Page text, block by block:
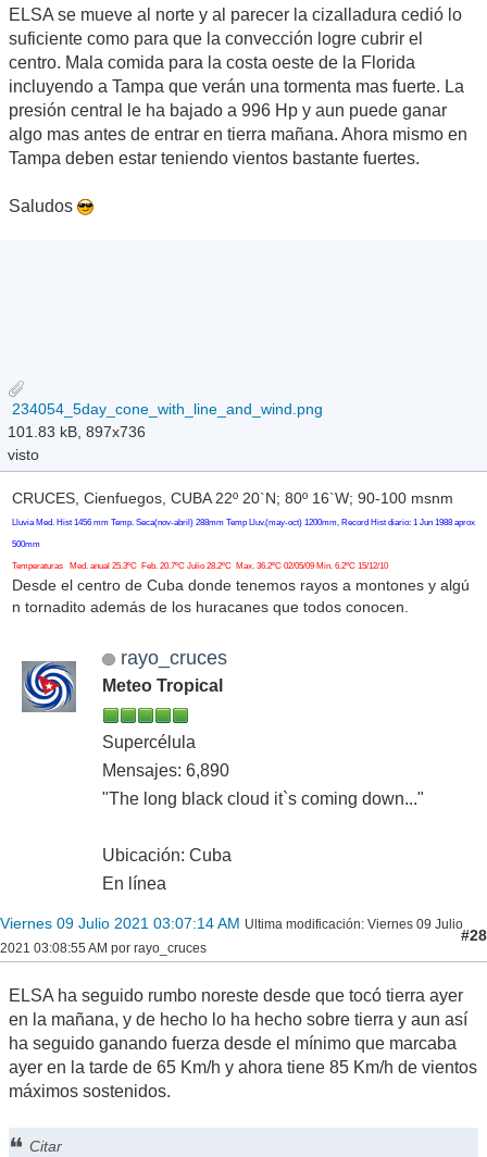
ELSA se mueve al norte y al parecer la cizalladura cedió lo
suficiente como para que la convección logre cubrir el
centro. Mala comida para la costa oeste de la Florida
incluyendo a Tampa que verán una tormenta mas fuerte. La
presión central le ha bajado a 996 Hp y aun puede ganar
algo mas antes de entrar en tierra mañana. Ahora mismo en
Tampa deben estar teniendo vientos bastante fuertes.
Saludos
234054_5day_cone_with_line_and_wind.png
101.83 kB, 897x736
visto
CRUCES, Cienfuegos, CUBA 22º 20`N; 80º 16`W; 90-100 msnm
Lluvia Med. Hist 1456 mm Temp. Seca(nov-abril) 288mm Temp Lluv.(may-oct) 1200mm, Record Hist diario: 1 Jun 1988 aprox
500mm
Temperaturas Med. anual 25.3ºC Feb. 20.7ºC Julio 28.2ºC Max. 36.2ºC 02/05/09 Min. 6.2ºC 15/12/10
Desde el centro de Cuba donde tenemos rayos a montones y algú
n tornadito además de los huracanes que todos conocen.
rayo_cruces
Meteo Tropical
Supercélula
Mensajes: 6,890
"The long black cloud it`s coming down..."
Ubicación: Cuba
En línea
Viernes 09 Julio 2021 03:07:14 AM Ultima modificación: Viernes 09 Julio
2021 03:08:55 AM por rayo_cruces
#28
ELSA ha seguido rumbo noreste desde que tocó tierra ayer
en la mañana, y de hecho lo ha hecho sobre tierra y aun así
ha seguido ganando fuerza desde el mínimo que marcaba
ayer en la tarde de 65 Km/h y ahora tiene 85 Km/h de vientos
máximos sostenidos.
Citar